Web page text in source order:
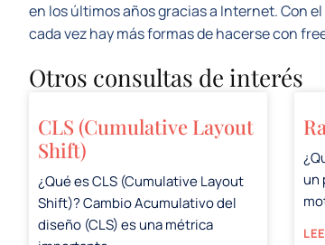
en los últimos años gracias a Internet. Con
cada vez hay más formas de hacerse con
Otros consultas de interés
CLS (Cumulative Layout
Shift)
¿Qué es CLS (Cumulative Layout
Shift)? Cambio Acumulativo del
diseño (CLS) es una métrica
un